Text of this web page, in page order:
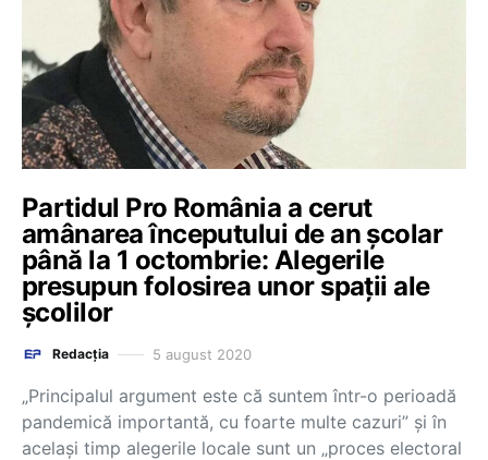
Partidul Pro România a cerut
amânarea începutului de an școlar
până la 1 octombrie: Alegerile
presupun folosirea unor spații ale
școlilor
Redacția 5 august 2020
„Principalul argument este că suntem într-o perioadă
pandemică importantă, cu foarte multe cazuri” și în
același timp alegerile locale sunt un „proces electoral